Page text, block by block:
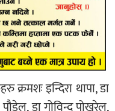
इन्दिरा थापा, डा